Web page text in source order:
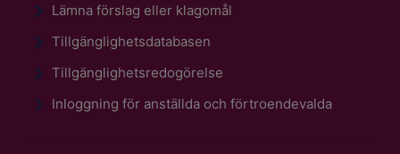
Lämna förslag eller klagomål
Tillgänglighetsdatabasen
Tillgänglighetsredogörelse
Inloggning för anställda och förtroendevalda